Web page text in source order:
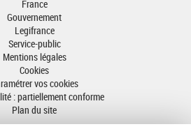
France
Gouvernement
Legifrance
Service-public
Mentions légales
Cookies
vos cookies
: partiellement conforme
Plan du site